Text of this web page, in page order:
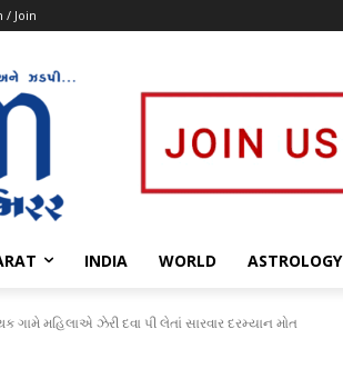
/ Join
INDIA WORLD ASTROLOGY
ગામે મહિલાએ ઝેરી દવા પી લેતાં સારવાર દરમ્યાન મોત